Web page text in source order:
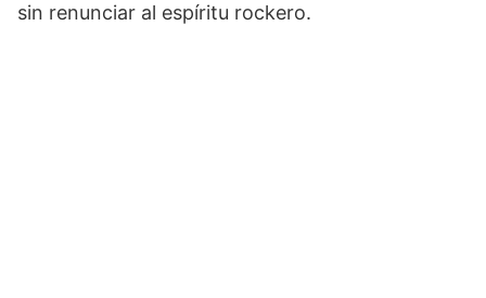
sin renunciar al espíritu rockero.